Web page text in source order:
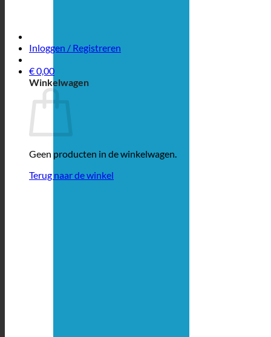
Inloggen / Registreren
€0,00
Winkelwagen
Geen producten in de winkelwagen.
Terug naar de winkel